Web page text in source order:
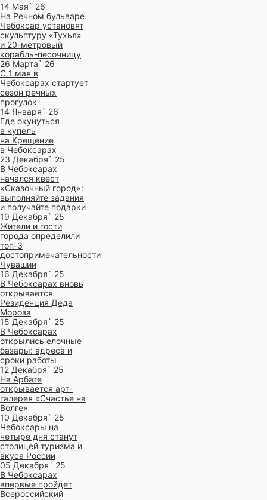
14 Мая` 26
На Речном бульваре
Чебоксар установят
скульптуру «Тухья»
и 20-метровый
корабль-песочницу
26 Марта` 26
С 1 мая в
Чебоксарах стартует
сезон речных
прогулок
14 Января` 26
Где окунуться
в купель
на Крещение
в Чебоксарах
23 Декабря` 25
В Чебоксарах
начался квест
«Сказочный город»:
выполняйте задания
и получайте подарки
19 Декабря` 25
Жители и гости
города определили
топ-3
достопримечательности
Чувашии
16 Декабря` 25
В Чебоксарах вновь
открывается
Резиденция Деда
Мороза
15 Декабря` 25
В Чебоксарах
открылись елочные
базары: адреса и
сроки работы
12 Декабря` 25
На Арбате
открывается арт-
галерея «Счастье на
Волге»
10 Декабря` 25
Чебоксары на
четыре дня станут
столицей туризма и
вкуса России
05 Декабря` 25
В Чебоксарах
впервые пройдет
Всероссийский